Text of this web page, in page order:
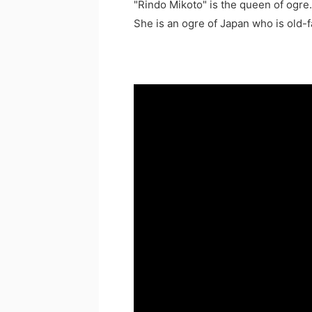
"Rindo Mikoto" is the queen of ogre.
She is an ogre of Japan who is